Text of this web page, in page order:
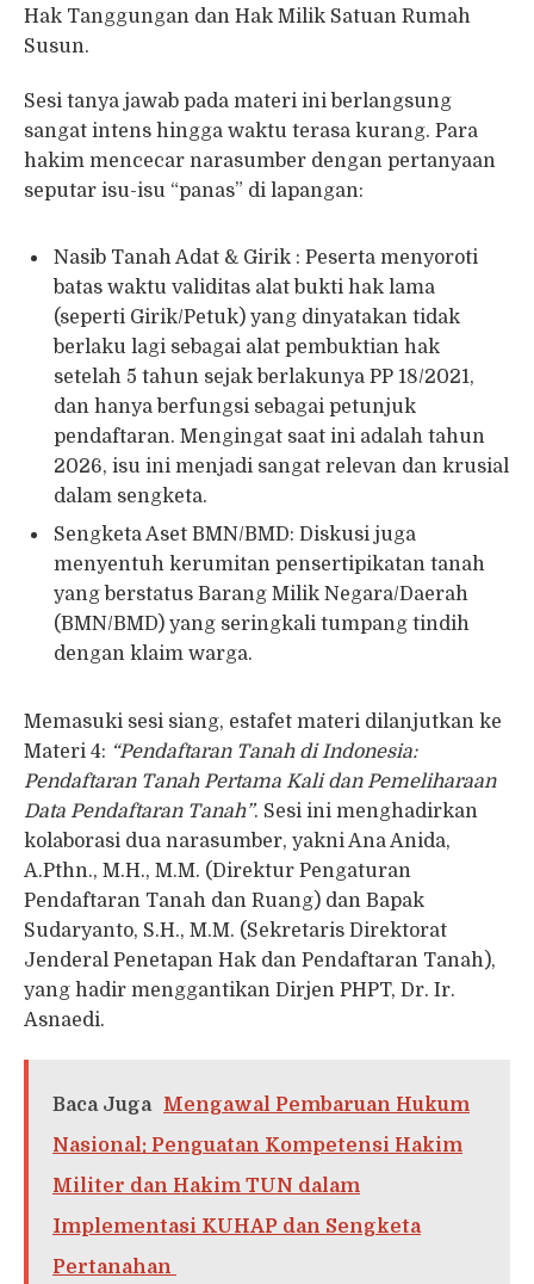
Hak Tanggungan dan Hak Milik Satuan Rumah
Susun.
Sesi tanya jawab pada materi ini berlangsung
sangat intens hingga waktu terasa kurang. Para
hakim mencecar narasumber dengan pertanyaan
seputar isu-isu “panas” di lapangan:
Nasib Tanah Adat & Girik : Peserta menyoroti
batas waktu validitas alat bukti hak lama
(seperti Girik/Petuk) yang dinyatakan tidak
berlaku lagi sebagai alat pembuktian hak
setelah 5 tahun sejak berlakunya PP 18/2021,
dan hanya berfungsi sebagai petunjuk
pendaftaran. Mengingat saat ini adalah tahun
2026, isu ini menjadi sangat relevan dan krusial
dalam sengketa.
Sengketa Aset BMN/BMD: Diskusi juga
menyentuh kerumitan pensertipikatan tanah
yang berstatus Barang Milik Negara/Daerah
(BMN/BMD) yang seringkali tumpang tindih
dengan klaim warga.
Memasuki sesi siang, estafet materi dilanjutkan ke
Materi 4: “Pendaftaran Tanah di Indonesia:
Pendaftaran Tanah Pertama Kali dan Pemeliharaan
Data Pendaftaran Tanah”. Sesi ini menghadirkan
kolaborasi dua narasumber, yakni Ana Anida,
A.Pthn., M.H., M.M. (Direktur Pengaturan
Pendaftaran Tanah dan Ruang) dan Bapak
Sudaryanto, S.H., M.M. (Sekretaris Direktorat
Jenderal Penetapan Hak dan Pendaftaran Tanah),
yang hadir menggantikan Dirjen PHPT, Dr. Ir.
Asnaedi.
Baca Juga
Mengawal Pembaruan Hukum
Nasional: Penguatan Kompetensi Hakim
Militer dan Hakim TUN dalam
Implementasi KUHAP dan Sengketa
Pertanahan